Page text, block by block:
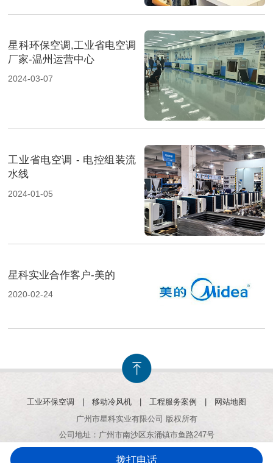
星科环保空调,工业省电空调
厂家-温州运营中心
2024-03-07
工业省电空调 - 电控组装流
水线
2024-01-05
星科实业合作客户-美的
2020-02-24
工业环保空调 移动冷风机 工程服务案例
网站地图
广州市星科实业有限公司 版权所有
公司地址：广州市南沙区东涌镇市鱼路247号
拨打电话